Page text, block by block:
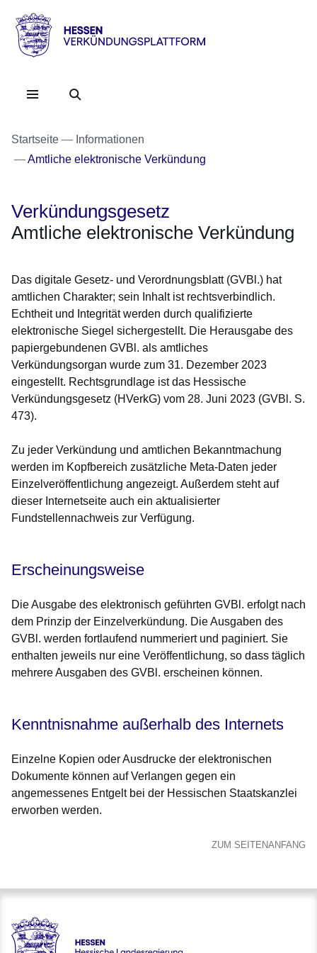
Direkt zum Kopf der
Direkt zum Inhalt
Direkt zum Fuß der
HESSEN
Verkündungsplattform
Startseite
Informationen
Amtliche elektronische Verkündung
Verkündungsgesetz
Amtliche elektronische Verkündung
Das digitale Gesetz- und Verordnungsblatt (GVBl.) hat
amtlichen Charakter; sein Inhalt ist rechtsverbindlich.
Echtheit und Integrität werden durch qualifizierte
elektronische Siegel sichergestellt. Die Herausgabe des
papiergebundenen GVBl. als amtliches
Verkündungsorgan wurde zum 31. Dezember 2023
eingestellt. Rechtsgrundlage ist das Hessische
Verkündungsgesetz (HVerkG) vom 28. Juni 2023 (GVBl. S.
473).
Zu jeder Verkündung und amtlichen Bekanntmachung
werden im Kopfbereich zusätzliche Meta-Daten jeder
Einzelveröffentlichung angezeigt. Außerdem steht auf
dieser Internetseite auch ein aktualisierter
Fundstellennachweis zur Verfügung.
Erscheinungsweise
Die Ausgabe des elektronisch geführten GVBl. erfolgt nach
dem Prinzip der Einzelverkündung. Die Ausgaben des
GVBl. werden fortlaufend nummeriert und paginiert. Sie
enthalten jeweils nur eine Veröffentlichung, so dass täglich
mehrere Ausgaben des GVBl. erscheinen können.
Kenntnisnahme außerhalb des Internets
Einzelne Kopien oder Ausdrucke der elektronischen
Dokumente können auf Verlangen gegen ein
angemessenes Entgelt bei der Hessischen Staatskanzlei
erworben werden.
ZUM SEITENANFANG